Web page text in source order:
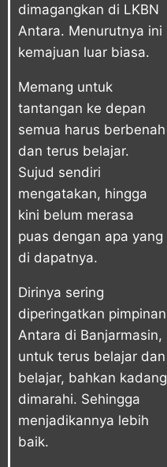
dimagangkan di LKBN
Antara. Menurutnya ini
kemajuan luar biasa.
Memang untuk
tantangan ke depan
semua harus berbenah
dan terus belajar.
Sujud sendiri
mengatakan, hingga
kini belum merasa
puas dengan apa yang
di dapatnya.
Dirinya sering
diperingatkan pimpinan
Antara di Banjarmasin,
untuk terus belajar dan
belajar, bahkan kadang
dimarahi. Sehingga
menjadikannya lebih
baik.